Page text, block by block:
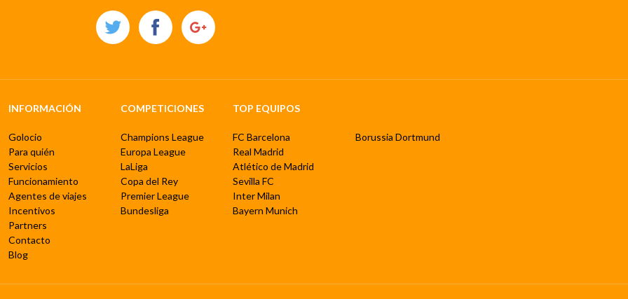
INFORMACIÓN
Golocio
Para quién
Servicios
Funcionamiento
Agentes de viajes
Incentivos
Partners
Contacto
Blog
COMPETICIONES
Champions League
Europa League
LaLiga
Copa del Rey
Premier League
Bundesliga
TOP EQUIPOS
FC Barcelona
Real Madrid
Atlético de Madrid
Sevilla FC
Inter Milan
Bayern Munich
Borussia Dortmund